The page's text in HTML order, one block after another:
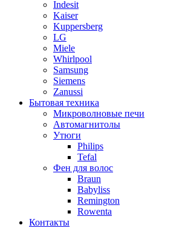
Indesit
Kaiser
Kuppersberg
LG
Miele
Whirlpool
Samsung
Siemens
Zanussi
Бытовая техника
Микроволновые печи
Автомагнитолы
Утюги
Philips
Tefal
Фен для волос
Braun
Babyliss
Remington
Rowenta
Контакты